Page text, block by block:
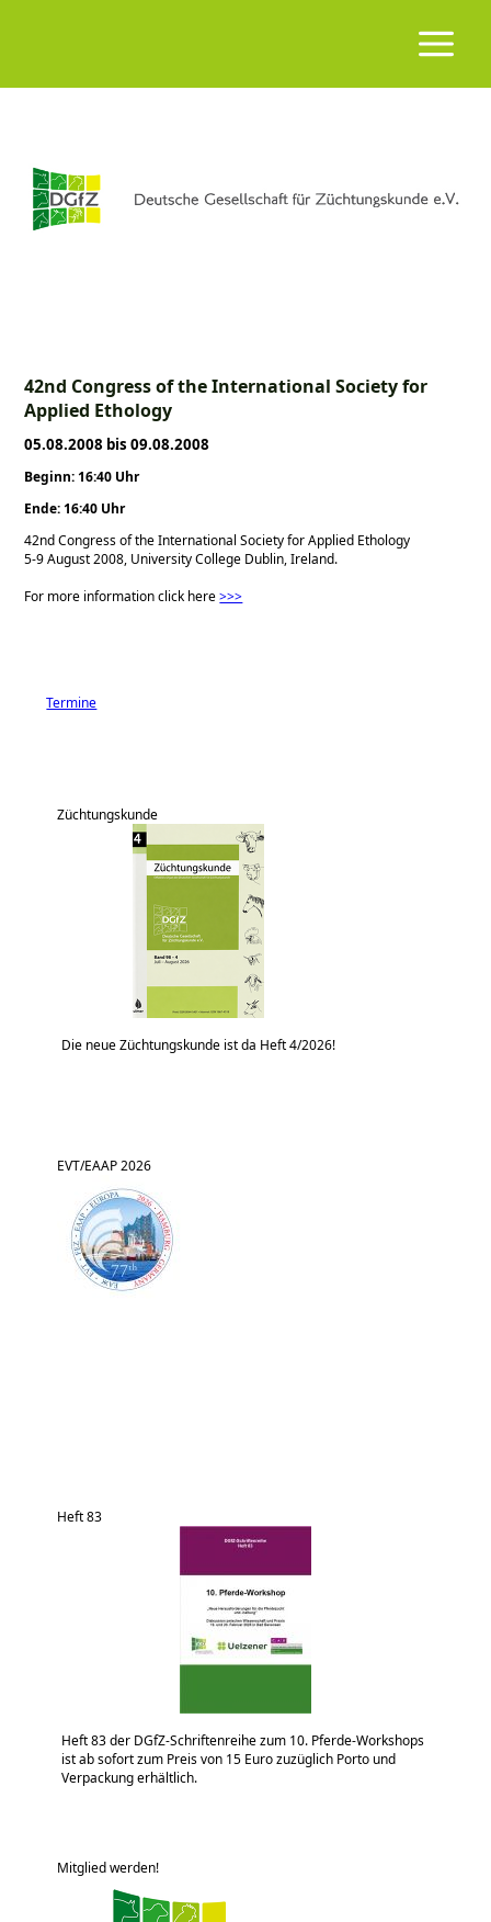
42nd Congress of the International Society for
Applied Ethology
05.08.2008 bis 09.08.2008
Beginn: 16:40 Uhr
Ende: 16:40 Uhr
42nd Congress of the International Society for Applied Ethology
5-9 August 2008, University College Dublin, Ireland.
For more information click here>>>
Termine
Züchtungskunde
Die neue Züchtungskunde ist da Heft 4/2026!
EVT/EAAP 2026
Heft 83
Heft 83 der DGfZ-Schriftenreihe zum 10. Pferde-Workshops
ist ab sofort zum Preis von 15 Euro zuzüglich Porto und
Verpackung erhältlich.
Mitglied werden!